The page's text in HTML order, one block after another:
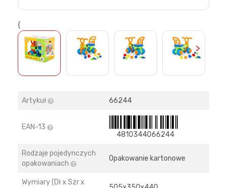
{
>
Artykuł 66244
EAN-13
4810344066244
Rodzaje pojedynczych
opakowaniach
Opakowanie kartonowe
Wymiary (Dł x Szr x